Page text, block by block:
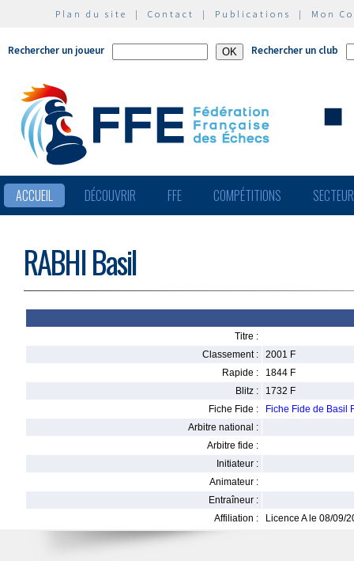
Plan du site | Contact | Publications | Mon
Rechercher un joueur Rechercher un club
ACCUEIL DÉCOUVRIR FFE COMPÉTITIONS
RABHI Basil
Titre :
Classement :
2001 F
Rapide :
1844 F
Blitz :
1732 F
Fiche Fide :
Fiche Fide de Basil
Arbitre national :
Arbitre fide :
Initiateur :
Animateur :
Entraîneur :
Affiliation :
Licence A le 08/09/